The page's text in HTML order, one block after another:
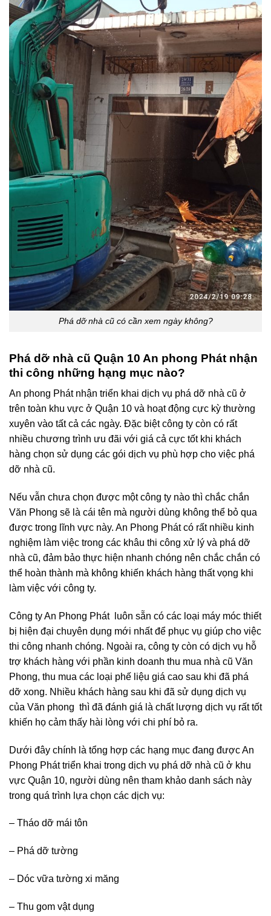
Phá dỡ nhà cũ có cần xem ngày không?
Phá dỡ nhà cũ Quận 10 An phong Phát nhận
thi công những hạng mục nào?
An phong Phát nhận triển khai dịch vụ phá dỡ nhà cũ ở
trên toàn khu vực ở Quận 10 và hoạt động cực kỳ thường
xuyên vào tất cả các ngày. Đặc biệt công ty còn có rất
nhiều chương trình ưu đãi với giá cả cực tốt khi khách
hàng chọn sử dụng các gói dịch vụ phù hợp cho việc phá
dỡ nhà cũ.
Nếu vẫn chưa chọn được một công ty nào thì chắc chắn
Văn Phong sẽ là cái tên mà người dùng không thể bỏ qua
được trong lĩnh vực này. An Phong Phát có rất nhiều kinh
nghiệm làm việc trong các khâu thi công xử lý và phá dỡ
nhà cũ, đảm bảo thực hiện nhanh chóng nên chắc chắn có
thể hoàn thành mà không khiến khách hàng thất vọng khi
làm việc với công ty.
Công ty An Phong Phát luôn sẵn có các loại máy móc thiết
bị hiện đại chuyên dụng mới nhất để phục vụ giúp cho việc
thi công nhanh chóng. Ngoài ra, công ty còn có dịch vụ hỗ
trợ khách hàng với phần kinh doanh thu mua nhà cũ Văn
Phong, thu mua các loại phế liệu giá cao sau khi đã phá
dỡ xong. Nhiều khách hàng sau khi đã sử dụng dịch vụ
của Văn phong thì đã đánh giá là chất lượng dịch vụ rất tốt
khiến họ cảm thấy hài lòng với chi phí bỏ ra.
Dưới đây chính là tổng hợp các hạng mục đang được An
Phong Phát triển khai trong dịch vụ phá dỡ nhà cũ ở khu
vực Quận 10, người dùng nên tham khảo danh sách này
trong quá trình lựa chọn các dịch vụ:
– Tháo dỡ mái tôn
– Phá dỡ tường
– Dóc vữa tường xi măng
– Thu gom vật dụng